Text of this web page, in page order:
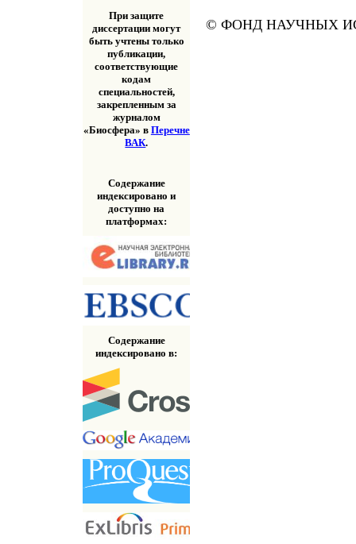
При защите
диссертации могут
быть учтены только
публикации,
соответствующие
кодам
специальностей,
закрепленным за
журналом
«Биосфера» в Перечне
ВАК.
Содержание
индексировано и
доступно на
платформах:
Содержание
индексировано в:
© ФОНД НАУЧНЫХ